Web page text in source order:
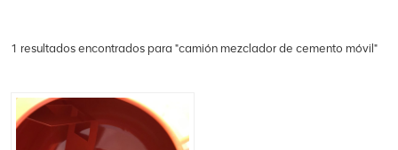
1 resultados encontrados para "camión mezclador de cemento móvil"